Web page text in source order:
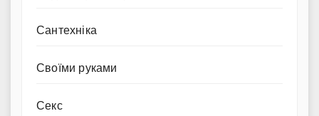
Сантехніка
Своїми руками
Секс